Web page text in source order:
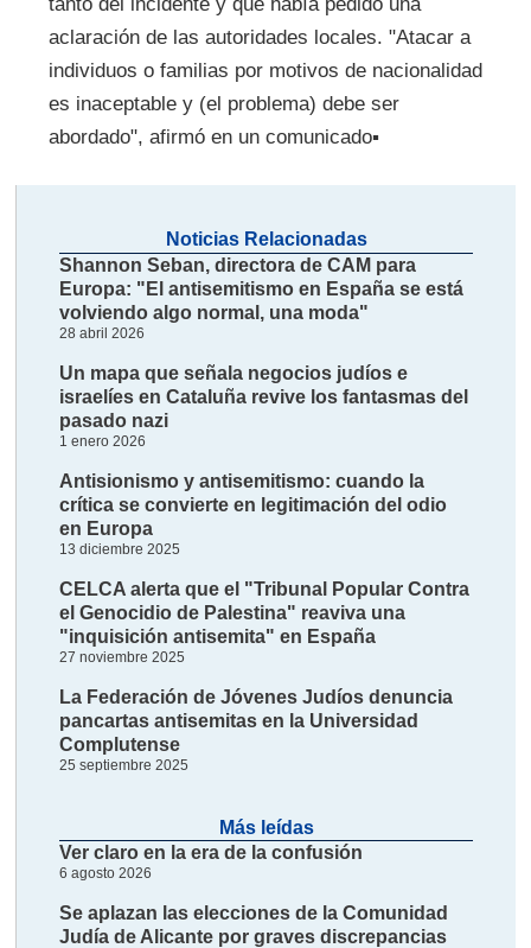
tanto del incidente y que había pedido una
aclaración de las autoridades locales. "Atacar a
individuos o familias por motivos de nacionalidad
es inaceptable y (el problema) debe ser
abordado", afirmó en un comunicado▪
Noticias Relacionadas
Shannon Seban, directora de CAM para
Europa: "El antisemitismo en España se está
volviendo algo normal, una moda"
28 abril 2026
Un mapa que señala negocios judíos e
israelíes en Cataluña revive los fantasmas del
pasado nazi
1 enero 2026
Antisionismo y antisemitismo: cuando la
crítica se convierte en legitimación del odio
en Europa
13 diciembre 2025
CELCA alerta que el "Tribunal Popular Contra
el Genocidio de Palestina" reaviva una
"inquisición antisemita" en España
27 noviembre 2025
La Federación de Jóvenes Judíos denuncia
pancartas antisemitas en la Universidad
Complutense
25 septiembre 2025
Más leídas
Ver claro en la era de la confusión
6 agosto 2026
Se aplazan las elecciones de la Comunidad
Judía de Alicante por graves discrepancias